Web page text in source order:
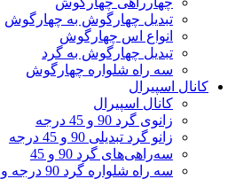
تبدیل چهارگوش به چهارگوش
انواع اس چهارگوش
تبدیل چهارگوش به گرد
سه راه شلواره چهارگوش
کانال اسپیرال
کانال اسپیرال
زانوی گرد 90 و 45 درجه
زانو گرد تبدیلی 90 و 45 درجه
سه‌راهی‌های گرد 90 و 45
سه راه شلواره گرد 90 درجه و 45 درجه